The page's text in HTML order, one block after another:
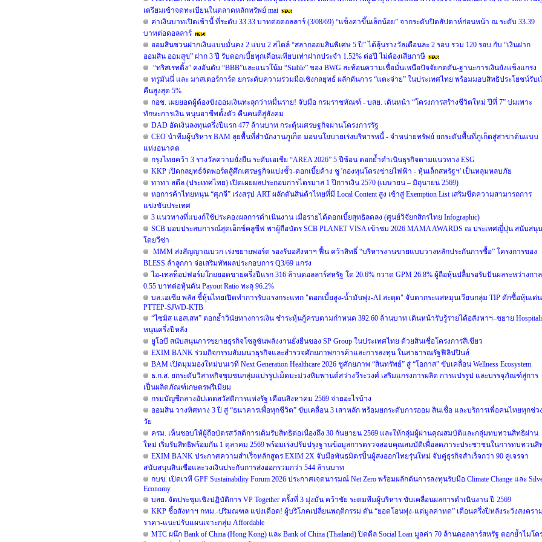
เตรียมเข้าจดทะเบียนในตลาดหลักทรัพย์ mai
ค่าเงินบาทเปิดเช้านี้ ที่ระดับ 33.33 บาทต่อดอลลาร์ (3/08/69) “แข็งค่าขึ้นเล็กน้อย” จากระดับปิดสัปดาห์ก่อนหน้า ณ ระดับ 33.39
บาทต่อดอลลาร์
ออมสินชวนฝากเงินแบบมั่นคง 2 แบบ 2 สไตล์ “สลากออมสินพิเศษ 5 ปี” ได้ลุ้นรางวัลเดือนละ 2 รอบ รวม 120 รอบ กับ “เงินฝาก
ออมสิน ออมสุข” ฝาก 3 ปี รับดอกเบี้ยทุกเดือนเทียบเท่าฝากประจำ 1.52% ต่อปี ไม่ต้องเสียภาษี
“ทริสเรทติ้ง” คงอันดับ “BBB”และแนวโน้ม “Stable” ของ BWG สะท้อนความเชื่อมั่นเหนือปัจจัยกดดัน-ฐานะการเงินยังแข็งแกร่ง
ทรูมันนี่ และ มาสเตอร์การ์ด ยกระดับความร่วมมือเชิงกลยุทธ์ ผลักดันการ “แตะจ่าย” ในประเทศไทย พร้อมมอบสิทธิประโยชน์รับเ
คืนสูงสุด 5%
กอช. เผยยอดผู้ต้องขังออมเงินทะลุกว่าหมื่นราย! จับมือ กรมราชทัณฑ์ - บสย. เดินหน้า “โครงการสร้างชีวิตใหม่ ปีที่ 7” บ่มเพาะ
ทักษะการเงิน หนุนอาชีพตั้งตัว คืนคนดีสู่สังคม
DAD อัดเงินลงทุนครึ่งปีแรก 477 ล้านบาท กระตุ้นเศรษฐกิจผ่านโครงการรัฐ
CEO นำทีมผู้บริหาร BAM ลุยพื้นที่สำนักงานภูเก็ต มอบนโยบายเร่งบริหารหนี้ - จำหน่ายทรัพย์ ยกระดับพื้นที่ภูเก็ตสู่สาขาต้นแบบ
แห่งอนาคต
กรุงไทยคว้า 3 รางวัลความยั่งยืน ระดับเอเชีย “AREA 2026” 5 ปีซ้อน ตอกย้ำดำเนินธุรกิจตามแนวทาง ESG
KKP เปิดกลยุทธ์จัดพอร์ตสู้ศึกเศรษฐกิจแบ่งขั้ว-ดอกเบี้ยค้าง ชู 'กองทุนโครงข่ายไฟฟ้า - หุ้นเล็กสหรัฐฯ' เป็นหลุมหลบภัย
ทาทา สตีล (ประเทศไทย) เปิดเผยผลประกอบการไตรมาส 1 ปีการเงิน 2570 (เมษายน – มิถุนายน 2569)
หอการค้าไทยหนุน “ศุภจี” เร่งสรุป ART ผลักดันสินค้าไทยที่มี Local Content สูง เข้าสู่ Exemption List เสริมขีดความสามารถการ
แข่งขันประเทศ
3 แนวทางที่แบงก์ใช้ประคองผลการดำเนินงาน เมื่อรายได้ดอกเบี้ยสุทธิลดลง (ศูนย์วิจัยกสิกรไทย Infographic)
SCB มอบประสบการณ์สุดเอ็กซ์คลูซีฟ พาผู้ถือบัตร SCB PLANET VISA เข้าชม 2026 MAMA AWARDS ณ ประเทศญี่ปุ่น สนับสนุน
โดยวีซ่า
MMM ส่งสัญญาณบวก เร่งขยายพอร์ต รองรับอสังหาฯ ฟื้น คว้าสิทธิ์ “บริหารงานขายแบบวางหลักประกันการซื้อ” โครงการของ
BLESS ลำลูกกา จ่อเสริมทัพผลประกอบการ Q3/69 แกร่ง
ไอ-เทลท็อปฟอร์มโกยยอดขายครึ่งปีแรก 316 ล้านดอลลาร์สหรัฐ โต 20.6% กวาด GPM 26.8% ผู้ถือหุ้นปลื้มรอรับปันผลระหว่างกาล
0.55 บาทต่อหุ้นดัน Payout Ratio ทะลุ 96.2%
บล.เอเซีย พลัส ชี้หุ้นไทยเปิดทำการรับแรงกระแทก "ดอกเบี้ยสูง-น้ำมันพุ่ง-AI สะดุด" จับตากระแสหมุนเวียนกลุ่ม TIP ดักซื้อหุ้นเด่น
PTTEP-SJWD-KTB
“ไซมิส แอสเสท” ตอกย้ำวินัยทางการเงิน ชำระหุ้นกู้ครบตามกำหนด 392.60 ล้านบาท เดินหน้ารับรู้รายได้อสังหาฯ–ขยาย
หนุนครึ่งปีหลัง
ยูโอบี สนับสนุนการขยายธุรกิจโซลูชันพลังงานยั่งยืนของ SP Group ในประเทศไทย ด้วยสินเชื่อโครงการสีเขียว
EXIM BANK ร่วมกิจกรรมสัมมนาธุรกิจและสำรวจศักยภาพการค้าและการลงทุน ในสาธารณรัฐฟิลิปปินส์
BAM เปิดมุมมองใหม่บนเวที Next Generation Healthcare 2026 ชูศักยภาพ “สินทรัพย์” สู่ “โอกาส” ขับเคลื่อน Wellness Ecosystem
ธ.ก.ส. ยกระดับวิสาหกิจชุมชนกลุ่มแปรรูปเม็ดมะม่วงหิมพานต์สว่างวีระวงศ์ เสริมแกร่งการผลิต การแปรรูป และบรรจุภัณฑ์สู่การ
เป็นผลิตภัณฑ์เกษตรพรีเมียม
กรมบัญชีกลางอัปเดตสวัสดิการแห่งรัฐ เดือนสิงหาคม 2569 จ่ายอะไรบ้าง
ออมสิน วางทิศทาง 3 ปี สู่ “ธนาคารเพื่อทุกชีวิต” ขับเคลื่อน 3 เสาหลัก พร้อมยกระดับการออม สินเชื่อ และบริการเพื่อคนไทยทุกช่ว
วัย
ครม. เห็นชอบให้ผู้ถือบัตรสวัสดิการเดิมรับสิทธิต่อเนื่องถึง 30 กันยายน 2569 และให้กลุ่มผู้ผ่านคุณสมบัติและกลุ่มทบทวนสิทธิผ่าน
ใหม่ เริ่มรับสิทธิพร้อมกัน 1 ตุลาคม 2569 พร้อมเร่งปรับปรุงฐานข้อมูลการตรวจสอบคุณสมบัติเพื่อลดภาระประชาชนในการทบทวนสิ
EXIM BANK ประกาศความสำเร็จหลักสูตร EXIM 2X จับมือพันธมิตรปั้นผู้ส่งออกไทยรุ่นใหม่ จับคู่ธุรกิจสำเร็จกว่า 90 คู่เจรจา
สนับสนุนสินเชื่อและวงเงินประกันการส่งออกรวมกว่า 544 ล้านบาท
กบข. เปิดเวที GPF Sustainability Forum 2026 ประกาศเจตนารมณ์ Net Zero พร้อมผลักดันการลงทุนรับมือ Climate Change และ
Economy
บสย. จัดประชุมเชิงปฏิบัติการ VP Together ครั้งที่ 3 มุ่งมั่น คว้าชัย ระดมทีมผู้บริหาร ขับเคลื่อนผลการดำเนินงาน ปี 2569
KKP ชี้อสังหาฯ กทม.-ปริมณฑล แข่งเดือด! ผู้บริโภคเปลี่ยนพฤติกรรม ดัน “ยอดโอนพุ่ง-แต่มูลค่าหด” เตือนครึ่งปีหลังระวังสงครา
ราคา-แนะปรับแผนเจาะกลุ่ม Affordable
MTC ผนึก Bank of China (Hong Kong) และ Bank of China (Thailand) ปิดดีล Social Loan มูลค่า 70 ล้านดอลลาร์สหรัฐ ตอกย้ำไมโค